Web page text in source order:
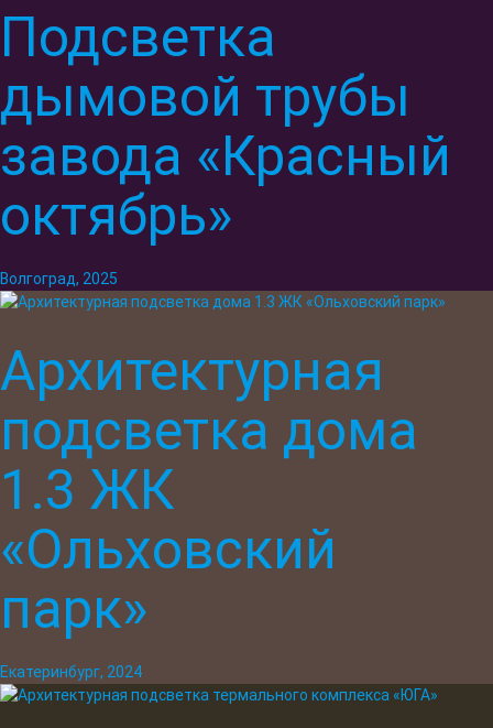
Подсветка
дымовой трубы
завода «Красный
октябрь»
Волгоград, 2025
Архитектурная
подсветка дома
1.3 ЖК
«Ольховский
парк»
Екатеринбург, 2024